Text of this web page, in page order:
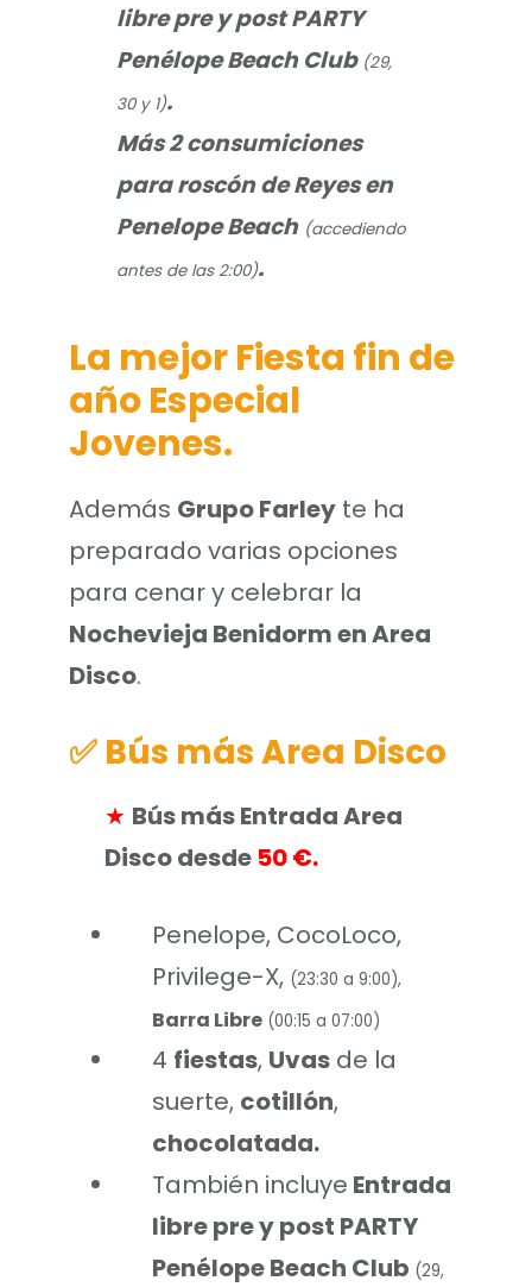
libre pre y post PARTY
Penélope Beach Club (29,
30 y 1).
Más 2 consumiciones
para roscón de Reyes en
Penelope Beach (accediendo
antes de las 2:00).
La mejor Fiesta fin de
año Especial
Jovenes.
Además Grupo Farley te ha
preparado varias opciones
para cenar y celebrar la
Nochevieja Benidorm en Area
Disco.
✅ Bús más Area Disco
★ Bús más Entrada Area
Disco desde 50 €.
Penelope, CocoLoco,
Privilege-X, (23:30 a 9:00),
Barra Libre (00:15 a 07:00)
4 fiestas, Uvas de la
suerte, cotillón,
chocolatada.
También incluye Entrada
libre pre y post PARTY
Penélope Beach Club (29,